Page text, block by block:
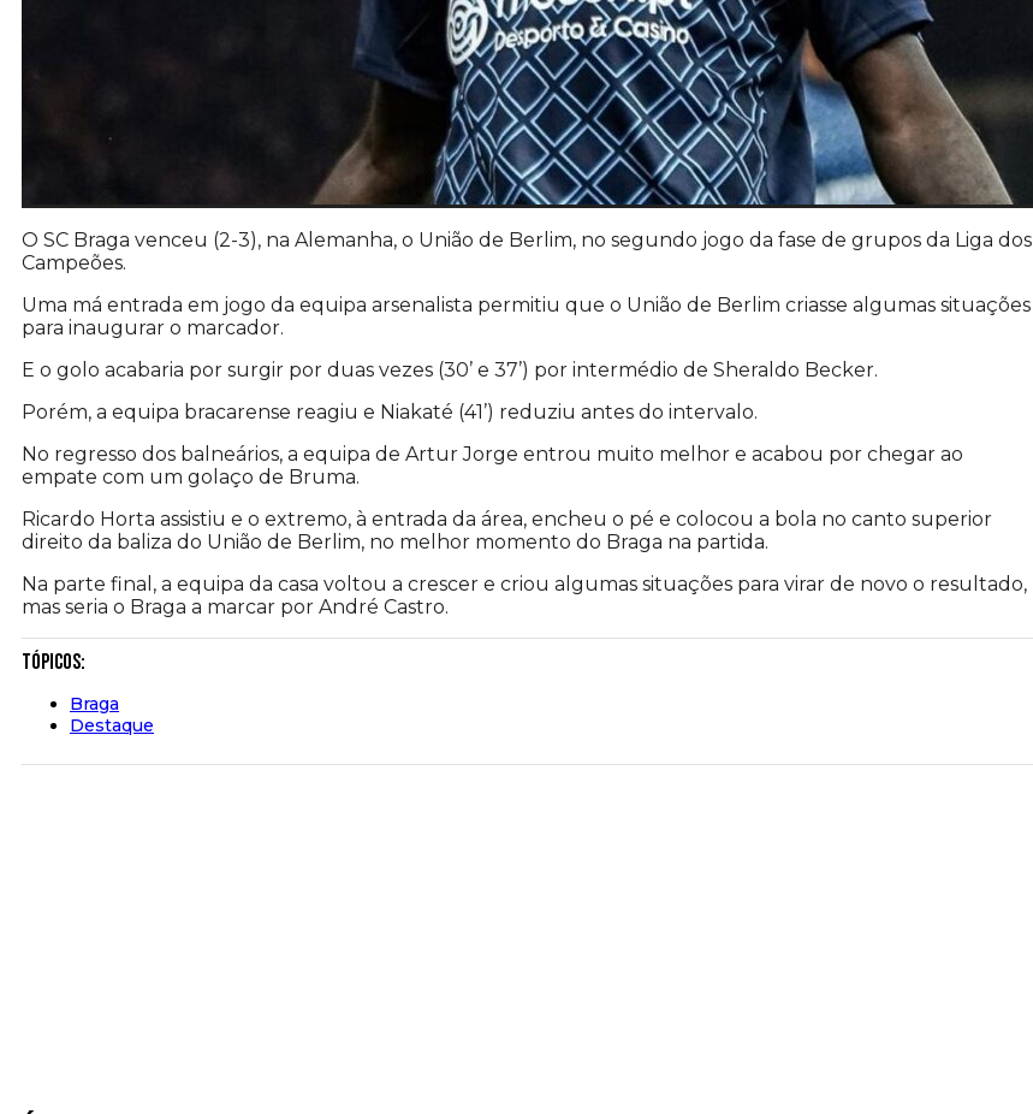
O SC Braga venceu (2-3), na Alemanha, o União de Berlim, no segundo jogo da fase de grupos da Liga dos
Campeões.
Uma má entrada em jogo da equipa arsenalista permitiu que o União de Berlim criasse algumas situações
para inaugurar o marcador.
E o golo acabaria por surgir por duas vezes (30’ e 37’) por intermédio de Sheraldo Becker.
Porém, a equipa bracarense reagiu e Niakaté (41’) reduziu antes do intervalo.
No regresso dos balneários, a equipa de Artur Jorge entrou muito melhor e acabou por chegar ao
empate com um golaço de Bruma.
Ricardo Horta assistiu e o extremo, à entrada da área, encheu o pé e colocou a bola no canto superior
direito da baliza do União de Berlim, no melhor momento do Braga na partida.
Na parte final, a equipa da casa voltou a crescer e criou algumas situações para virar de novo o resultado,
mas seria o Braga a marcar por André Castro.
Tópicos:
Braga
Destaque